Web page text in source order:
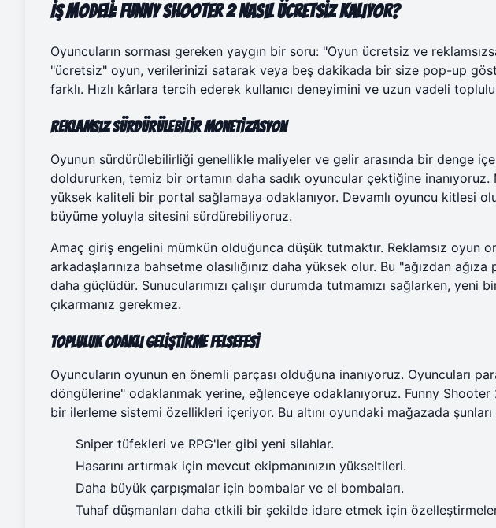
İş Modeli: Funny Shooter 2 Nasıl Ücretsiz Kalıyor?
Oyuncuların sorması gereken yaygın bir soru: "Oyun ücretsiz ve
"ücretsiz" oyun, verilerinizi satarak veya beş dakikada bir size pop-up
farklı. Hızlı kârlara tercih ederek kullanıcı deneyimini ve uzun vadeli
Reklamsız Sürdürülebilir Monetizasyon
Oyunun sürdürülebilirliği genellikle maliyeler ve gelir arasında bir denge
doldururken, temiz bir ortamın daha sadık oyuncular çektiğine
yüksek kaliteli bir portal sağlamaya odaklanıyor. Devamlı oyuncu kitlesi
büyüme yoluyla sitesini sürdürebiliyoruz.
Amaç giriş engelini mümkün olduğunca düşük tutmaktır. Reklamsız oyun
arkadaşlarınıza bahsetme olasılığınız daha yüksek olur. Bu "ağızdan
daha güçlüdür. Sunucularımızı çalışır durumda tutmamızı sağlarken, yeni
çıkarmanız gerekmez.
Topluluk Odaklı Geliştirme Felsefesi
Oyuncuların oyunun en önemli parçası olduğuna inanıyoruz. Oyuncuları
döngülerine" odaklanmak yerine, eğlenceye odaklanıyoruz. Funny
bir ilerleme sistemi özellikleri içeriyor. Bu altını oyundaki mağazada
Sniper tüfekleri ve RPG'ler gibi yeni silahlar.
Hasarını artırmak için mevcut ekipmanınızın yükseltileri.
Daha büyük çarpışmalar için bombalar ve el bombaları.
Tuhaf düşmanları daha etkili bir şekilde idare etmek için